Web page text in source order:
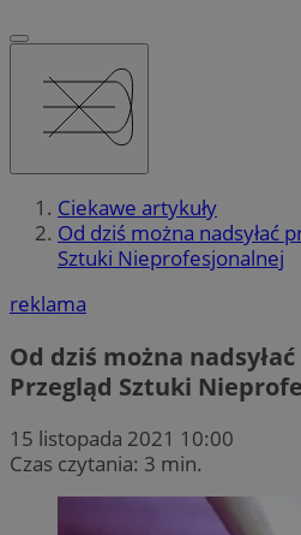
Ciekawe artykuły
Od dziś można nadsyłać
Sztuki Nieprofesjonalnej
reklama
Od dziś można
Przegląd Sztuki
15 listopada 2021 10:00
Czas czytania: 3 min.